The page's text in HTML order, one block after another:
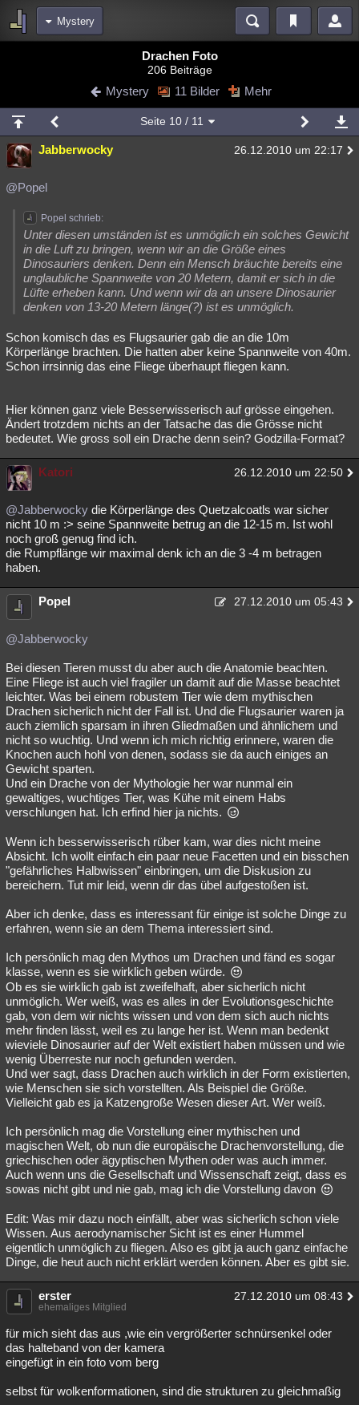
Mystery
Blogs Videos
Chat Wiki Neuigkeiten
meine Rubriken
Menschen Wissenschaft Mystery Kriminalfälle
Spiritualität
Natur Umfragen
weitere Rubriken
Philosophie Träume Orte Esoterik Literatur
Astronomie Helpdesk Gruppen Gaming Filme
Übersichten
Teilgenommen Neue
Lesenswert Schlüsselwörter
Drachen Foto
206 Beiträge
Mystery 11 Bilder Mehr
Seite 10 / 11
Jabberwocky 26.12.2010 um 22:17
@Popel
Popel schrieb:
Unter diesen umständen ist es unmöglich ein solches Gewicht
in die Luft zu bringen, wenn wir an die Größe eines
Dinosauriers denken. Denn ein Mensch bräuchte bereits eine
unglaubliche Spannweite von 20 Metern, damit er sich in die
Lüfte erheben kann. Und wenn wir da an unsere Dinosaurier
denken von 13-20 Metern länge(?) ist es unmöglich.
Schon komisch das es Flugsaurier gab die an die 10m
Körperlänge brachten. Die hatten aber keine Spannweite von 40m.
Schon irrsinnig das eine Fliege überhaupt fliegen kann.
Hier können ganz viele Besserwisserisch auf grösse eingehen.
Ändert trotzdem nichts an der Tatsache das die Grösse nicht
bedeutet. Wie gross soll ein Drache denn sein? Godzilla-Format?
Katori 26.12.2010 um 22:50
@Jabberwocky die Körperlänge des Quetzalcoatls war sicher
nicht 10 m :> seine Spannweite betrug an die 12-15 m. Ist wohl
noch groß genug find ich.
die Rumpflänge wir maximal denk ich an die 3 -4 m betragen
haben.
Popel 27.12.2010 um 05:43
@Jabberwocky
Bei diesen Tieren musst du aber auch die Anatomie beachten.
Eine Fliege ist auch viel fragiler un damit auf die Masse beachtet
leichter. Was bei einem robustem Tier wie dem mythischen
Drachen sicherlich nicht der Fall ist. Und die Flugsaurier waren ja
auch ziemlich sparsam in ihren Gliedmaßen und ähnlichem und
nicht so wuchtig. Und wenn ich mich richtig erinnere, waren die
Knochen auch hohl von denen, sodass sie da auch einiges an
Gewicht sparten.
Und ein Drache von der Mythologie her war nunmal ein
gewaltiges, wuchtiges Tier, was Kühe mit einem Habs
verschlungen hat. Ich erfind hier ja nichts.
Wenn ich besserwisserisch rüber kam, war dies nicht meine
Absicht. Ich wollt einfach ein paar neue Facetten und ein bisschen
"gefährliches Halbwissen" einbringen, um die Diskusion zu
bereichern. Tut mir leid, wenn dir das übel aufgestoßen ist.
Aber ich denke, dass es interessant für einige ist solche Dinge zu
erfahren, wenn sie an dem Thema interessiert sind.
Ich persönlich mag den Mythos um Drachen und fänd es sogar
klasse, wenn es sie wirklich geben würde.
Ob es sie wirklich gab ist zweifelhaft, aber sicherlich nicht
unmöglich. Wer weiß, was es alles in der Evolutionsgeschichte
gab, von dem wir nichts wissen und von dem sich auch nichts
mehr finden lässt, weil es zu lange her ist. Wenn man bedenkt
wieviele Dinosaurier auf der Welt existiert haben müssen und wie
wenig Überreste nur noch gefunden werden.
Und wer sagt, dass Drachen auch wirklich in der Form existierten,
wie Menschen sie sich vorstellten. Als Beispiel die Größe.
Vielleicht gab es ja Katzengroße Wesen dieser Art. Wer weiß.
Ich persönlich mag die Vorstellung einer mythischen und
magischen Welt, ob nun die europäische Drachenvorstellung, die
griechischen oder ägyptischen Mythen oder was auch immer.
Auch wenn uns die Gesellschaft und Wissenschaft zeigt, dass es
sowas nicht gibt und nie gab, mag ich die Vorstellung davon
Edit: Was mir dazu noch einfällt, aber was sicherlich schon viele
Wissen. Aus aerodynamischer Sicht ist es einer Hummel
eigentlich unmöglich zu fliegen. Also es gibt ja auch ganz einfache
Dinge, die heut auch nicht erklärt werden können. Aber es gibt sie.
erster 27.12.2010 um 08:43
ehemaliges Mitglied
für mich sieht das aus ,wie ein vergrößerter schnürsenkel oder
das halteband von der kamera
eingefügt in ein foto vom berg
selbst für wolkenformationen, sind die strukturen zu gleichmaßig